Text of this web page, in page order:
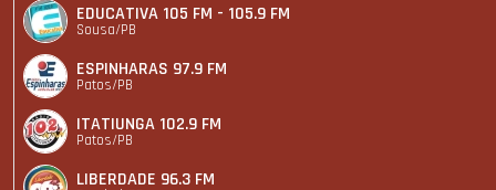
EDUCATIVA 105 FM - 105.9 FM
Sousa/PB
ESPINHARAS 97.9 FM
Patos/PB
ITATIUNGA 102.9 FM
Patos/PB
LIBERDADE 96.3 FM